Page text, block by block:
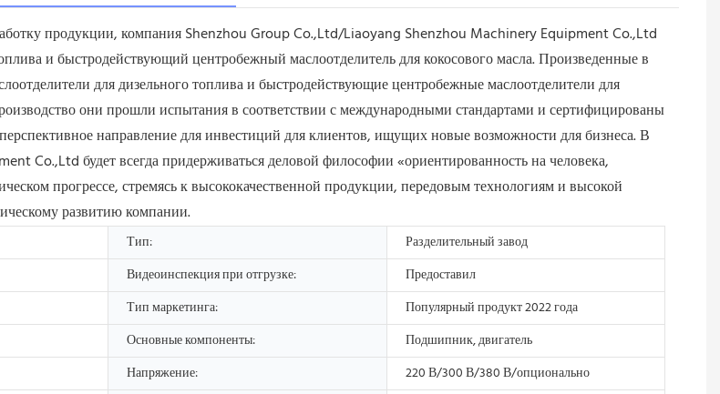
продукции, компания Shenzhou Group Co.,Ltd/Liaoyang Shenzhou Machinery Equipment Co.,Ltd
и быстродействующий центробежный маслоотделитель для кокосового масла. Произведенные в
для дизельного топлива и быстродействующие центробежные маслоотделители для
они прошли испытания в соответствии с международными стандартами и сертифицированы
направление для инвестиций для клиентов, ищущих новые возможности для бизнеса. В
будет всегда придерживаться деловой философии «ориентированность на человека,
прогрессе, стремясь к высококачественной продукции, передовым технологиям и высокой
развитию компании.
Тип:
Разделительный завод
Видеоинспекция при отгрузке:
Предоставил
Тип маркетинга:
Популярный продукт 2022 года
Основные компоненты:
Подшипник, двигатель
Напряжение:
220 В/300 В/380 В/опционально